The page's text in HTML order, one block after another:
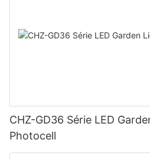
CHZ-GD36 Série LED
Photocell